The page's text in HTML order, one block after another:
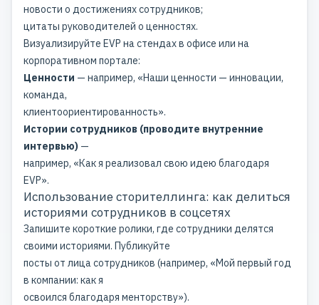
новости о достижениях сотрудников;
цитаты руководителей о ценностях.
Визуализируйте EVP на стендах в офисе или на
корпоративном портале:
Ценности — например, «Наши ценности — инновации,
команда,
клиентоориентированность».
Истории сотрудников (проводите внутренние
интервью) —
например, «Как я реализовал свою идею благодаря
EVP».
Использование сторителлинга: как делиться
историями сотрудников в соцсетях
Запишите короткие ролики, где сотрудники делятся
своими историями. Публикуйте
посты от лица сотрудников (например, «Мой первый год
в компании: как я
освоился благодаря менторству»).